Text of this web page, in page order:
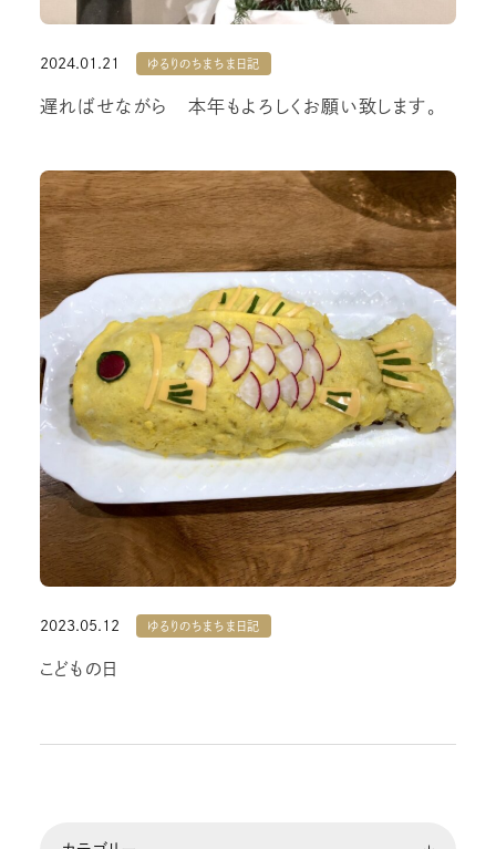
2024.01.21 ゆるりのちまちま日記
遅ればせながら 本年もよろしくお願い致します。
2023.05.12 ゆるりのちまちま日記
こどもの日